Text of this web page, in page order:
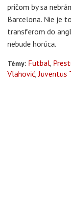
pričom by sa
Barcelona. Nie je
transferom do
nebude horúca.
Témy: Futbal
Vlahović Juventus